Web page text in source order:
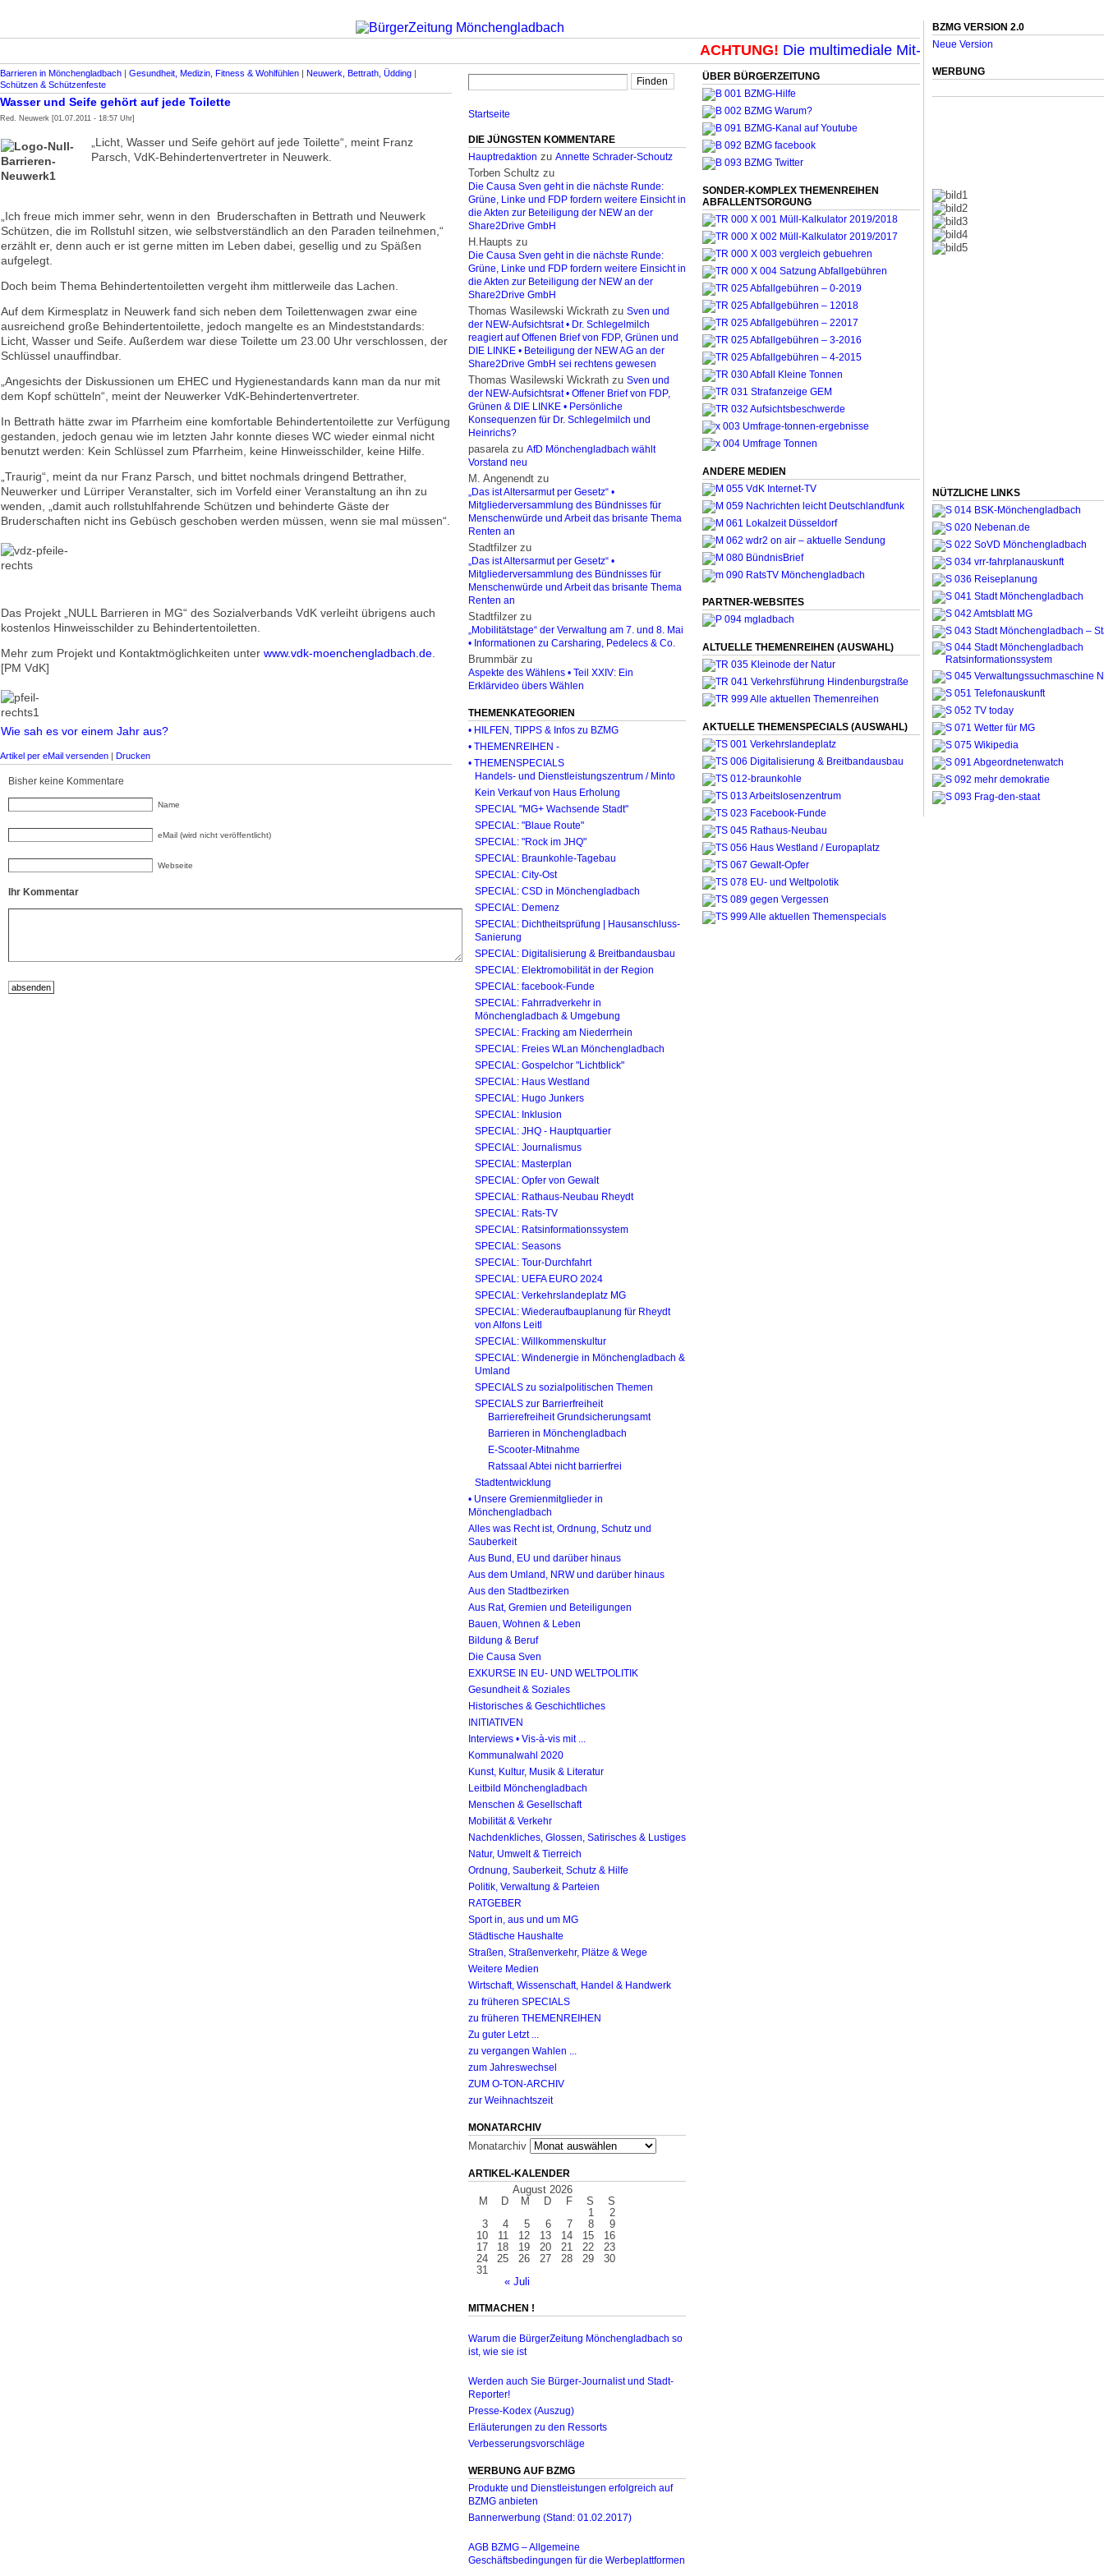
ACHTUNG!Die multimediale Mit-Mach-Zeitung für
Barrieren in Mönchengladbach | Gesundheit, Medizin, Fitness & Wohlfühlen | Neuwerk, Bettrath, Üdding |
Schützen & Schützenfeste
Wasser und Seife gehört auf jede Toilette
Red. Neuwerk [01.07.2011 - 18:57 Uhr]
„Licht, Wasser und Seife gehört auf jede Toilette“, meint Franz
Parsch, VdK-Behindertenvertreter in Neuwerk.
„Ich freue mich immer sehr, wenn in den Bruderschaften in Bettrath und Neuwerk
Schützen, die im Rollstuhl sitzen, wie selbstverständlich an den Paraden teilnehmen,“
erzählt er, denn auch er ist gerne mitten im Leben dabei, gesellig und zu Späßen
aufgelegt.
Doch beim Thema Behindertentoiletten vergeht ihm mittlerweile das Lachen.
Auf dem Kirmesplatz in Neuwerk fand sich neben dem Toilettenwagen zwar eine
ausreichend große Behindertentoilette, jedoch mangelte es an Mindeststandards:
Licht, Wasser und Seife. Außerdem war diese Toilette um 23.00 Uhr verschlossen, der
Schlüssel unauffindbar.
„Angesichts der Diskussionen um EHEC und Hygienestandards kann man da nur mit
dem Kopf schütteln“, meint der Neuwerker VdK-Behindertenvertreter.
In Bettrath hätte zwar im Pfarrheim eine komfortable Behindertentoilette zur Verfügung
gestanden, jedoch genau wie im letzten Jahr konnte dieses WC wieder einmal nicht
benutzt werden: Kein Schlüssel zum Pfarrheim, keine Hinweisschilder, keine Hilfe.
„Traurig“, meint da nur Franz Parsch, und bittet nochmals dringend Bettrather,
Neuwerker und Lürriper Veranstalter, sich im Vorfeld einer Veranstaltung an ihn zu
wenden, „damit auch rollstuhlfahrende Schützen und behinderte Gäste der
Bruderschaften nicht ins Gebüsch geschoben werden müssen, wenn sie mal müssen“.
Das Projekt „NULL Barrieren in MG“ des Sozialverbands VdK verleiht übrigens auch
kostenlos Hinweisschilder zu Behindertentoiletten.
Mehr zum Projekt und Kontaktmöglichkeiten unter www.vdk-moenchengladbach.de
[PM VdK]
Wie sah es vor einem Jahr aus?
Artikel per eMail versenden | Drucken
Bisher keine Kommentare
Name
eMail (wird nicht veröffentlicht)
Webseite
Ihr Kommentar
Startseite
DIE JÜNGSTEN KOMMENTARE
Hauptredaktion zu Annette Schrader-Schoutz
Torben Schultz zu
Die Causa Sven geht in die nächste Runde:
Grüne, Linke und FDP fordern weitere Einsicht in
die Akten zur Beteiligung der NEW an der
Share2Drive GmbH
H.Haupts zu
Die Causa Sven geht in die nächste Runde:
Grüne, Linke und FDP fordern weitere Einsicht in
die Akten zur Beteiligung der NEW an der
Share2Drive GmbH
Thomas Wasilewski Wickrath zu Sven und
der NEW-Aufsichtsrat • Dr. Schlegelmilch
reagiert auf Offenen Brief von FDP, Grünen und
DIE LINKE • Beteiligung der NEW AG an der
Share2Drive GmbH sei rechtens gewesen
Thomas Wasilewski Wickrath zu Sven und
der NEW-Aufsichtsrat • Offener Brief von FDP,
Grünen & DIE LINKE • Persönliche
Konsequenzen für Dr. Schlegelmilch und
Heinrichs?
pasarelazu AfD Mönchengladbach wählt
Vorstand neu
M. Angenendt zu
„Das ist Altersarmut per Gesetz“ •
Mitgliederversammlung des Bündnisses für
Menschenwürde und Arbeit das brisante Thema
Renten an
Stadtfilzer zu
„Das ist Altersarmut per Gesetz“ •
Mitgliederversammlung des Bündnisses für
Menschenwürde und Arbeit das brisante Thema
Renten an
Stadtfilzer zu
„Mobilitätstage“ der Verwaltung am 7. und 8. Mai
• Informationen zu Carsharing, Pedelecs & Co.
Brummbär zu
Aspekte des Wählens • Teil XXIV: Ein
Erklärvideo übers Wählen
THEMENKATEGORIEN
• HILFEN, TIPPS & Infos zu BZMG
• THEMENREIHEN -
• THEMENSPECIALS
Handels- und Dienstleistungszentrum / Minto
Kein Verkauf von Haus Erholung
SPECIAL "MG+ Wachsende Stadt"
SPECIAL: "Blaue Route"
SPECIAL: "Rock im JHQ"
SPECIAL: Braunkohle-Tagebau
SPECIAL: City-Ost
SPECIAL: CSD in Mönchengladbach
SPECIAL: Demenz
SPECIAL: Dichtheitsprüfung | Hausanschluss-
Sanierung
SPECIAL: Digitalisierung & Breitbandausbau
SPECIAL: Elektromobilität in der Region
SPECIAL: facebook-Funde
SPECIAL: Fahrradverkehr in
Mönchengladbach & Umgebung
SPECIAL: Fracking am Niederrhein
SPECIAL: Freies WLan Mönchengladbach
SPECIAL: Gospelchor "Lichtblick"
SPECIAL: Haus Westland
SPECIAL: Hugo Junkers
SPECIAL: Inklusion
SPECIAL: JHQ - Haupt­quartier
SPECIAL: Journalismus
SPECIAL: Masterplan
SPECIAL: Opfer von Gewalt
SPECIAL: Rathaus-Neubau Rheydt
SPECIAL: Rats-TV
SPECIAL: Ratsinformations­system
SPECIAL: Seasons
SPECIAL: Tour-Durchfahrt
SPECIAL: UEFA EURO 2024
SPECIAL: Verkehrslandeplatz MG
SPECIAL: Wiederaufbau­planung für Rheydt
von Alfons Leitl
SPECIAL: Willkommenskultur
SPECIAL: Windenergie in Mönchengladbach &
Umland
SPECIALS zu sozialpolitischen Themen
SPECIALS zur Barrierfreiheit
Barrierefreiheit Grundsicherungsamt
Barrieren in Mönchengladbach
E-Scooter-Mitnahme
Ratssaal Abtei nicht barrierfrei
Stadtentwicklung
• Unsere Gremienmitglieder in
Mönchengladbach
Alles was Recht ist, Ordnung, Schutz und
Sauberkeit
Aus Bund, EU und darüber hinaus
Aus dem Umland, NRW und darüber hinaus
Aus den Stadtbezirken
Aus Rat, Gremien und Beteiligungen
Bauen, Wohnen & Leben
Bildung & Beruf
Die Causa Sven
EXKURSE IN EU- UND WELTPOLITIK
Gesundheit & Soziales
Historisches & Geschichtliches
INITIATIVEN
Interviews • Vis-à-vis mit ...
Kommunalwahl 2020
Kunst, Kultur, Musik & Literatur
Leitbild Mönchengladbach
Menschen & Gesellschaft
Mobilität & Verkehr
Nachdenkliches, Glossen, Satirisches & Lustiges
Natur, Umwelt & Tierreich
Ordnung, Sauberkeit, Schutz & Hilfe
Politik, Verwaltung & Parteien
RATGEBER
Sport in, aus und um MG
Städtische Haushalte
Straßen, Straßenverkehr, Plätze & Wege
Weitere Medien
Wirtschaft, Wissenschaft, Handel & Handwerk
zu früheren SPECIALS
zu früheren THEMENREIHEN
Zu guter Letzt ...
zu vergangen Wahlen ...
zum Jahreswechsel
ZUM O-TON-ARCHIV
zur Weihnachtszeit
MONATARCHIV
Monatarchiv
ARTIKEL-KALENDER
August 2026
M
D M D F S S
« Juli
1
2
3
4 5 6 7 8
9
10
11 12 13 14 15
16
17
18 19 20 21 22
23
24
25 26 27 28 29
30
31
MITMACHEN !
Warum die BürgerZeitung Mönchengladbach so
ist, wie sie ist
Werden auch Sie Bürger-Journalist und Stadt-
Reporter!
Presse-Kodex (Auszug)
Erläuterungen zu den Ressorts
Verbesserungsvorschläge
WERBUNG AUF BZMG
Produkte und Dienstleistungen erfolgreich auf
BZMG anbieten
Bannerwerbung (Stand: 01.02.2017)
AGB BZMG – Allgemeine
Geschäftsbedingungen für die Werbeplattformen
ÜBER BÜRGERZEITUNG
SONDER-KOMPLEX THEMENREIHEN
ABFALLENTSORGUNG
ANDERE MEDIEN
PARTNER-WEBSITES
ALTUELLE THEMENREIHEN (AUSWAHL)
AKTUELLE THEMENSPECIALS (AUSWAHL)
BZMG VERSION 2.0
Neue Version
WERBUNG
NÜTZLICHE LINKS